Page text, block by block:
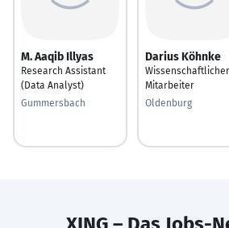
M. Aaqib Illyas
Research Assistant
(Data Analyst)
Gummersbach
Darius Köhnke
Wissenschaftlicher
Mitarbeiter
Oldenburg